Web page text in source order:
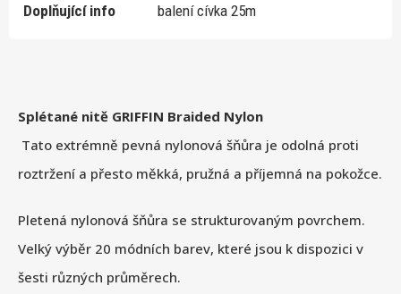
Splétané nitě GRIFFIN Braided Nylon
Tato extrémně pevná nylonová šňůra je odolná proti
roztržení a přesto měkká, pružná a příjemná na pokožce.
Pletená nylonová šňůra se strukturovaným povrchem.
Velký výběr 20 módních barev, které jsou k dispozici v
šesti různých průměrech.
Doplňující info balení cívka 25m